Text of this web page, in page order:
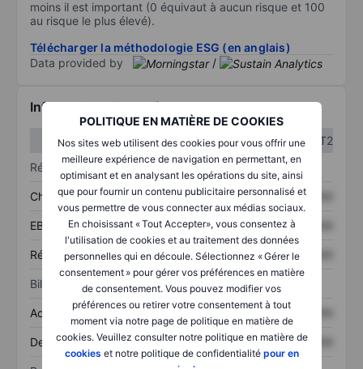
POLITIQUE EN MATIÈRE DE COOKIES
Nos sites web utilisent des cookies pour vous offrir une
meilleure expérience de navigation en permettant, en
optimisant et en analysant les opérations du site, ainsi
que pour fournir un contenu publicitaire personnalisé et
vous permettre de vous connecter aux médias sociaux.
En choisissant « Tout Accepter», vous consentez à
l'utilisation de cookies et au traitement des données
personnelles qui en découle. Sélectionnez « Gérer le
consentement » pour gérer vos préférences en matière
de consentement. Vous pouvez modifier vos
préférences ou retirer votre consentement à tout
moment via notre page de politique en matière de
cookies. Veuillez consulter notre politique en matière de
cookies et notre politique de confidentialité pour en
moins il est important (0 équivaut à aucun risque et 100
au risque le plus élevé).
Télécharger la méthodologie ESG (en anglais)
Data provided by
/
Informations financières
T1
T2
Résultats
Chiffre d’affaires XXXXXXX XXXXXXX
EBITDA XXXXXXX XXXXXXX
Résultat net XXXXXXX XXXXXXX
Bilan
Actifs totaux XXXXXXX XXXXXXX
Dette totale XXXXXXX XXXXXXX